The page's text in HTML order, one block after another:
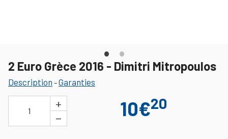
2 Euro Grèce 2016 - Dimitri Mitropoulos
Description -Garanties
1
+
−
10€20